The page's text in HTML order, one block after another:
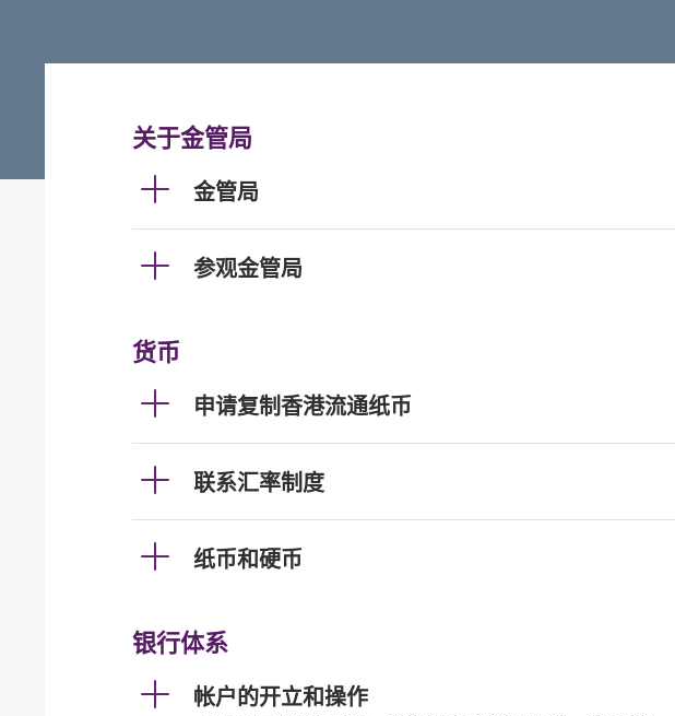
关于金管局
金管局
参观金管局
货币
申请复制香港流通纸币
联系汇率制度
纸币和硬币
银行体系
帐户的开立和操作